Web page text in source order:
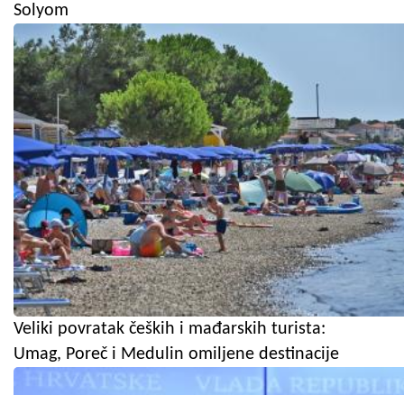
Solyom
Veliki povratak čeških i mađarskih turista:
Umag, Poreč i Medulin omiljene destinacije